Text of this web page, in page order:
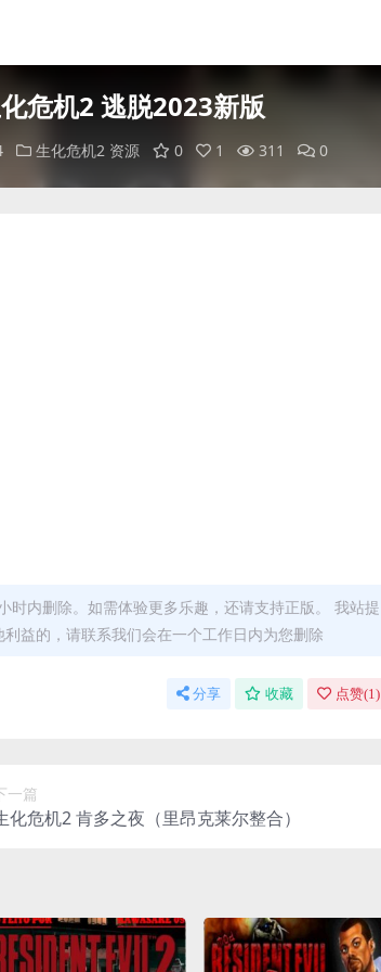
危机2 逃脱2023新版
生化危机2 资源 0 1 311 0
内删除。如需体验更多乐趣，还请支持正版。 我站提
益的，请联系我们会在一个工作日内为您删除
分享 收藏 点赞(1)
一篇
化危机2 肯多之夜（里昂克莱尔整合）